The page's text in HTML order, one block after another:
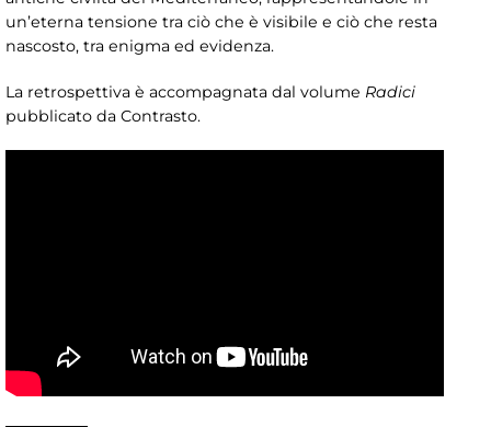
un’eterna tensione tra ciò che è visibile e ciò che resta
nascosto, tra enigma ed evidenza.
La retrospettiva è accompagnata dal volume Radici
pubblicato da Contrasto.